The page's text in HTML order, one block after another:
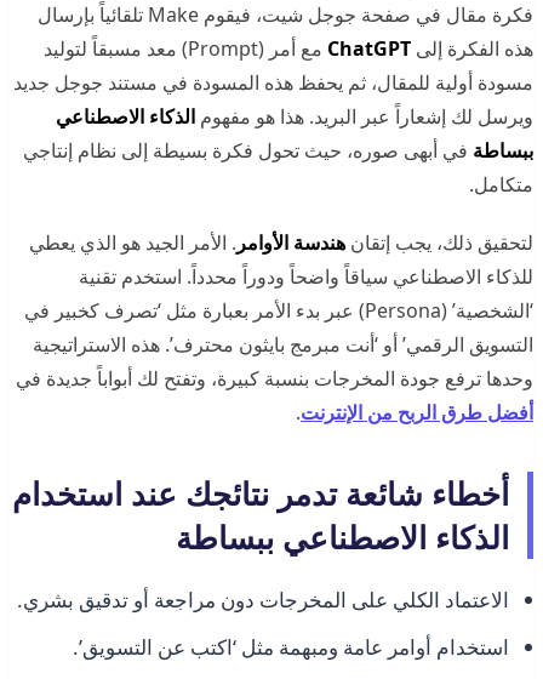
فكرة مقال في صفحة جوجل شيت، فيقوم Make تلقائياً بإرسال
هذه الفكرة إلى ChatGPT
مع أمر (Prompt) معد مسبقاً لتوليد
مسودة أولية للمقال، ثم يحفظ هذه المسودة في مستند جوجل جديد
ويرسل لك إشعاراً عبر البريد. هذا هو مفهوم الذكاء الاصطناعي
ببساطة في أبهى صوره، حيث تحول فكرة بسيطة إلى نظام إنتاجي
متكامل.
لتحقيق ذلك، يجب إتقان هندسة الأوامر . الأمر الجيد هو الذي يعطي
للذكاء الاصطناعي سياقاً واضحاً ودوراً محدداً. استخدم تقنية
‘الشخصية’ (Persona) عبر بدء الأمر بعبارة مثل ‘تصرف كخبير في
التسويق الرقمي’ أو ‘أنت مبرمج بايثون محترف’. هذه الاستراتيجية
وحدها ترفع جودة المخرجات بنسبة كبيرة، وتفتح لك أبواباً جديدة في
أفضل طرق الربح من الإنترنت.
أخطاء شائعة تدمر نتائجك عند استخدام
الذكاء الاصطناعي ببساطة
الاعتماد الكلي على المخرجات دون مراجعة أو تدقيق بشري.
استخدام أوامر عامة ومبهمة مثل ‘اكتب عن التسويق’.